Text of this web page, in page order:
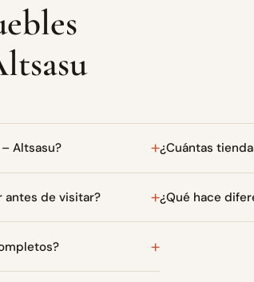
Altsasu? ¿Cuántas
antes de visitar? ¿Qué hace